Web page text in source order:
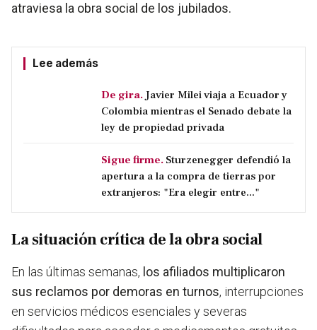
atraviesa la obra social de los jubilados.
Lee además
De gira.Javier Milei viaja a Ecuador y
Colombia mientras el Senado debate la
ley de propiedad privada
Sigue firme. Sturzenegger defendió la
apertura a la compra de tierras por
extranjeros: "Era elegir entre..."
La situación crítica de la obra social
En las últimas semanas, los afiliados multiplicaron
sus reclamos por demoras en turnos, interrupciones
en servicios médicos esenciales y severas